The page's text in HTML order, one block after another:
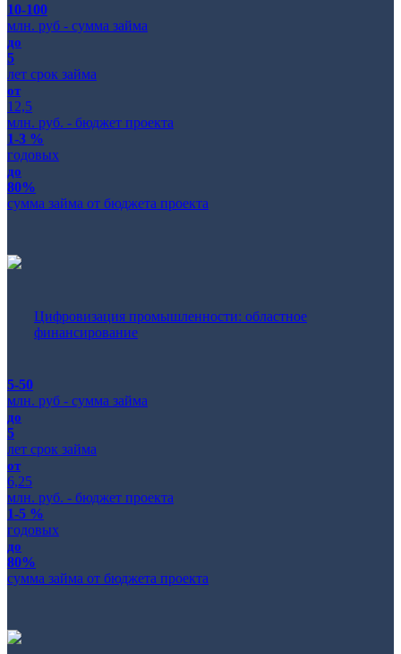
10-100
млн. руб - сумма займа
до
5
лет срок займа
от
12,5
млн. руб. - бюджет проекта
1-3 %
годовых
до
80%
сумма займа от бюджета проекта
Цифровизация промышленности: областное
финансирование
5-50
млн. руб - сумма займа
до
5
лет срок займа
от
6,25
млн. руб. - бюджет проекта
1-5 %
годовых
до
80%
сумма займа от бюджета проекта